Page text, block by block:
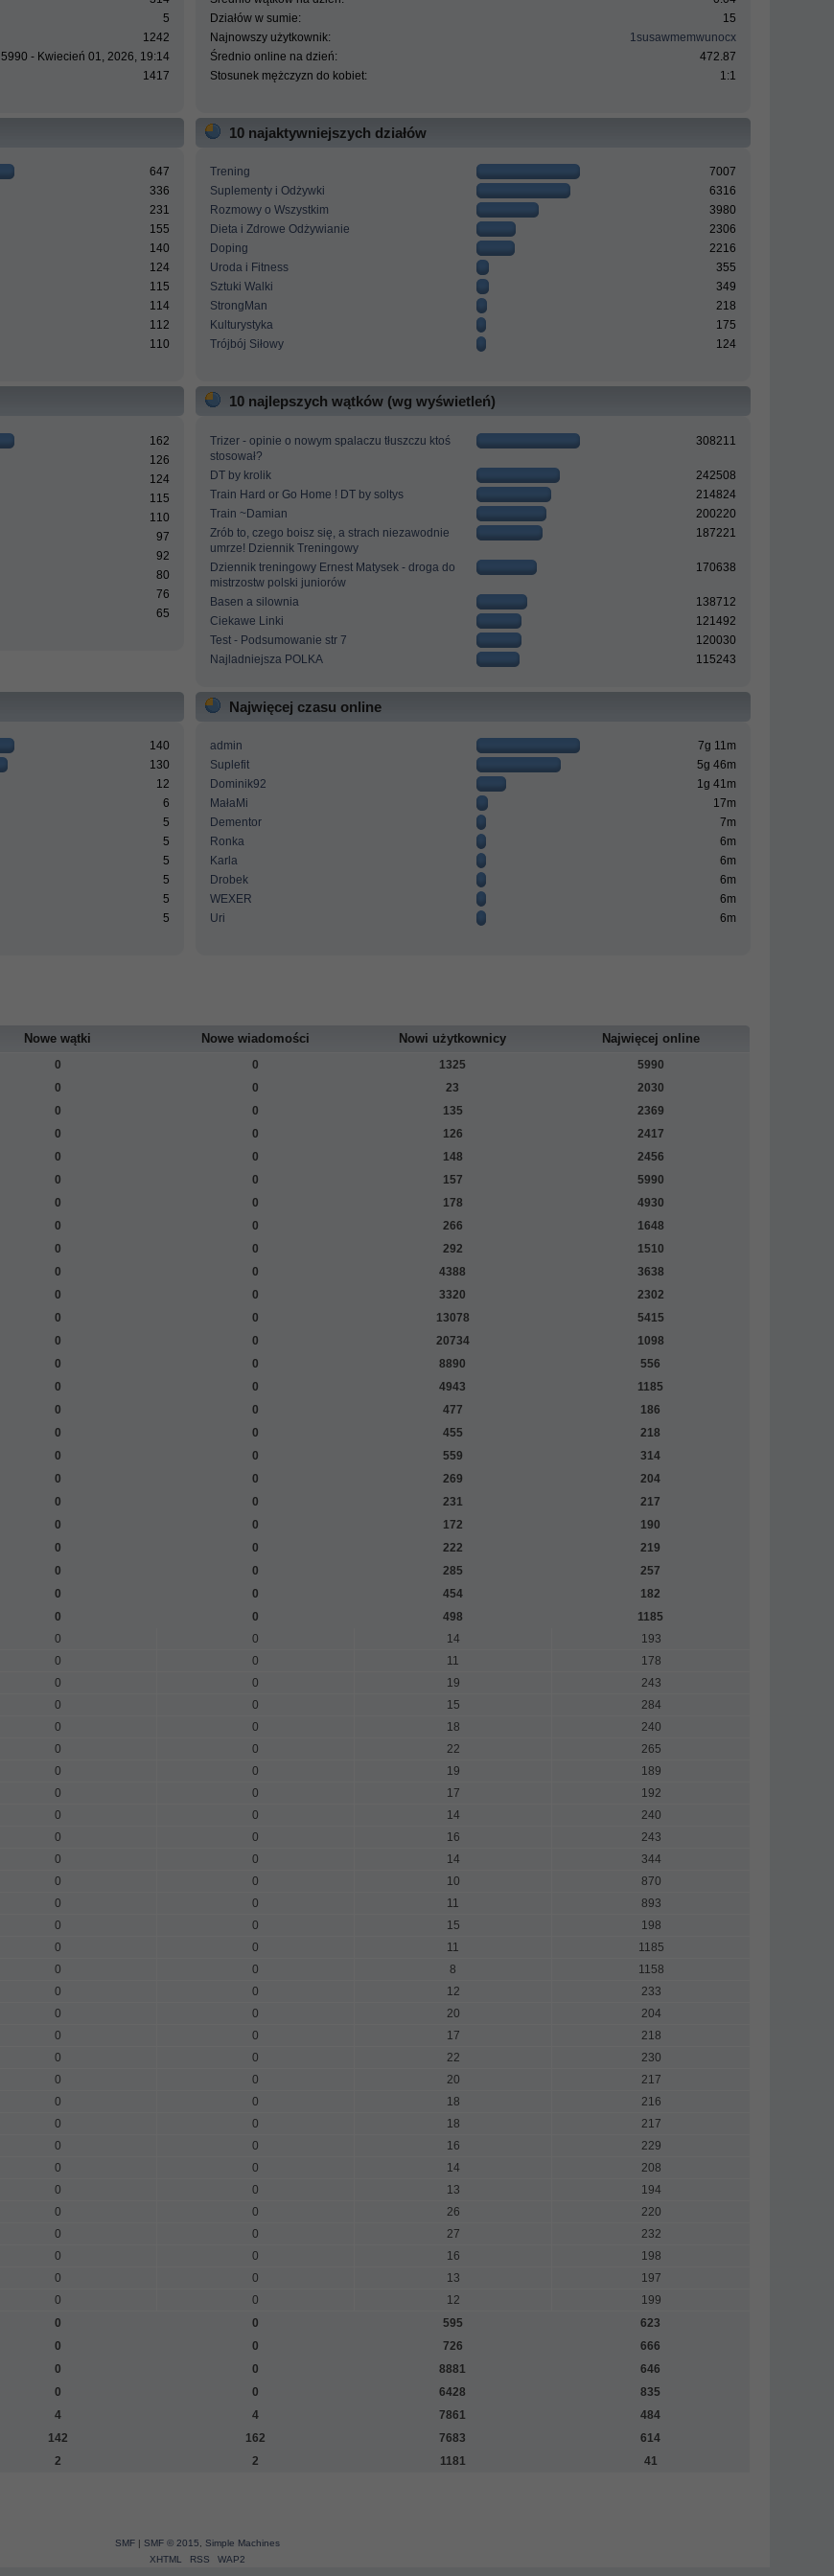
5
1242
5990 - Kwiecień 01, 2026, 19:14
1417
Działów w sumie:
15
Najnowszy użytkownik:
1susawmemwunocx
Średnio online na dzień:
472.87
Stosunek mężczyzn do kobiet:
1:1
647
336
231
155
140
124
115
114
112
110
10 najaktywniejszych działów
Trening
7007
Suplementy i Odżywki
6316
Rozmowy o Wszystkim
3980
Dieta i Zdrowe Odżywianie
2306
Doping
2216
Uroda i Fitness
355
Sztuki Walki
349
StrongMan
218
Kulturystyka
175
Trójbój Siłowy
124
162
126
124
115
110
97
92
80
76
65
10 najlepszych wątków (wg wyświetleń)
Trizer - opinie o nowym spalaczu tłuszczu ktoś
stosował?
308211
DT by krolik
242508
Train Hard or Go Home ! DT by soltys
214824
Train ~Damian
200220
Zrób to, czego boisz się, a strach niezawodnie
umrze! Dziennik Treningowy
187221
Dziennik treningowy Ernest Matysek - droga do
mistrzostw polski juniorów
170638
Basen a silownia
138712
Ciekawe Linki
121492
Test - Podsumowanie str 7
120030
Najladniejsza POLKA
115243
140
130
12
6
5
5
5
5
5
5
Najwięcej czasu online
admin
7g 11m
Suplefit
5g 46m
Dominik92
1g 41m
MałaMi
17m
Dementor
7m
Ronka
6m
Karla
6m
Drobek
6m
WEXER
6m
Uri
6m
Nowe wątki Nowe wiadomości Nowi użytkownicy Najwięcej online
0 0 1325
5990
0 0 23
2030
0 0 135
2369
0 0 126
2417
0 0 148
2456
0 0 157
5990
0 0 178
4930
0 0 266
1648
0 0 292
1510
0 0 4388
3638
0 0 3320
2302
0 0 13078
5415
0 0 20734
1098
0 0 8890
556
0 0 4943
1185
0 0 477
186
0 0 455
218
0 0 559
314
0 0 269
204
0 0 231
217
0 0 172
190
0 0 222
219
0 0 285
257
0 0 454
182
0 0 498
1185
0 0 14
193
0 0 11
178
0 0 19
243
0 0 15
284
0 0 18
240
0 0 22
265
0 0 19
189
0 0 17
192
0 0 14
240
0 0 16
243
0 0 14
344
0 0 10
870
0 0 11
893
0 0 15
198
0 0 11
1185
0 0 8
1158
0 0 12
233
0 0 20
204
0 0 17
218
0 0 22
230
0 0 20
217
0 0 18
216
0 0 18
217
0 0 16
229
0 0 14
208
0 0 13
194
0 0 26
220
0 0 27
232
0 0 16
198
0 0 13
197
0 0 12
199
0 0 595
623
0 0 726
666
0 0 8881
646
0 0 6428
835
4 4 7861
484
142 162 7683
614
2 2 1181 41
SMF| SMF © 2015
Simple Machines
XHTML
RSS WAP2